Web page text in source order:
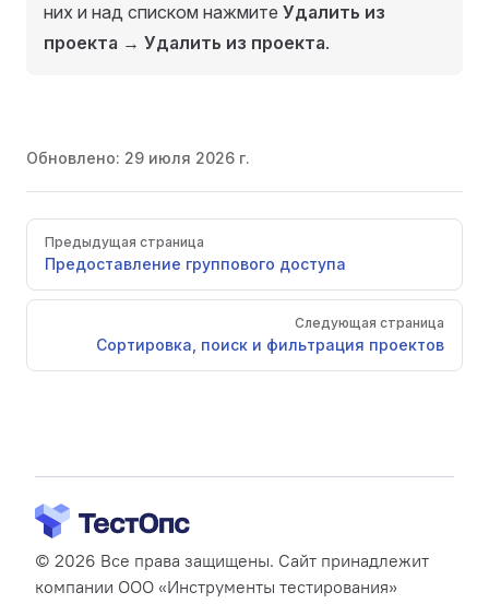
них и над списком нажмите Удалить из
проекта → Удалить из проекта.
Обновлено: 29 июля 2026 г.
Pager
Предыдущая страница
Предоставление группового доступа
Следующая страница
Сортировка, поиск и фильтрация проектов
© 2026 Все права защищены. Сайт принадлежит
компании ООО «Инструменты тестирования»